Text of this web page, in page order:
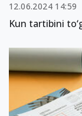
12.06.2024 14:59
Kun tartibini